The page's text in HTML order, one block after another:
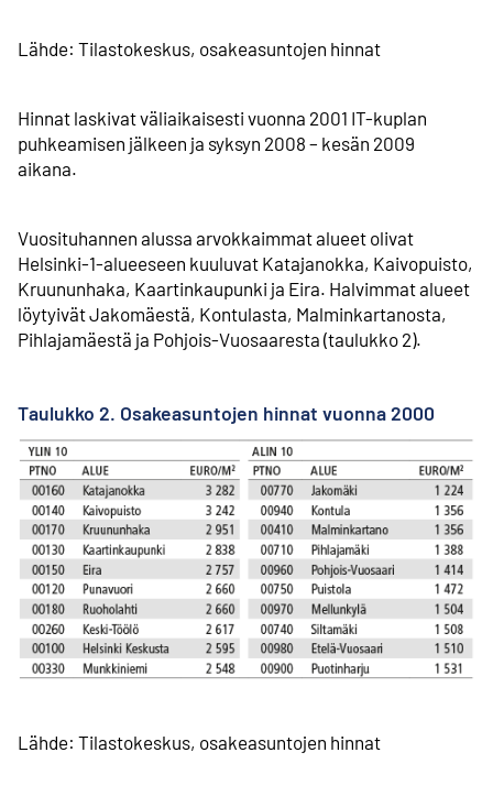
Lähde: Tilastokeskus, osakeasuntojen hinnat
Hinnat laskivat väliaikaisesti vuonna 2001 IT-kuplan
puhkeamisen jälkeen ja syksyn 2008 – kesän 2009
aikana.
Vuosituhannen alussa arvokkaimmat alueet olivat
Helsinki-1-alueeseen kuuluvat Katajanokka, Kaivopuisto,
Kruununhaka, Kaartin­kaupunki ja Eira. Halvimmat alueet
löytyivät Jakomäestä, Kontulasta, Malmin­kartanosta,
Pihlajamäestä ja Pohjois-Vuosaaresta (taulukko 2).
Taulukko 2. Osakeasuntojen hinnat vuonna 2000
Lähde: Tilastokeskus, osakeasuntojen hinnat